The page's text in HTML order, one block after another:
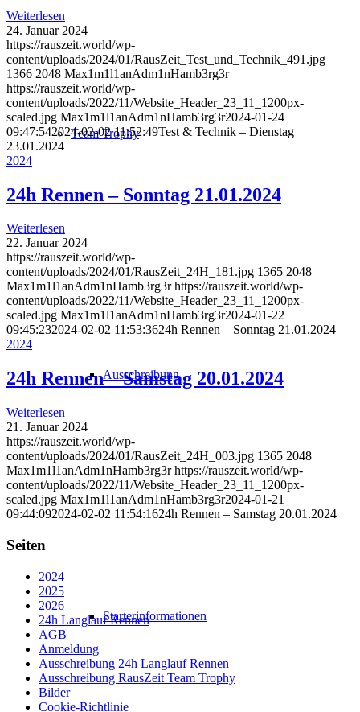
Team Trophy
Ausschreibung
Starterinformationen
Weiterlesen
24. Januar 2024
https://rauszeit.world/wp-
content/uploads/2024/01/RausZeit_Test_und_Technik_491.jpg
1366 2048 Max1m1l1anAdm1nHamb3rg3r
https://rauszeit.world/wp-
content/uploads/2022/11/Website_Header_23_11_1200px-
scaled.jpg Max1m1l1anAdm1nHamb3rg3r2024-01-24
09:47:542024-02-02 11:52:49Test & Technik – Dienstag
23.01.2024
2024
24h Rennen – Sonntag 21.01.2024
Weiterlesen
22. Januar 2024
https://rauszeit.world/wp-
content/uploads/2024/01/RausZeit_24H_181.jpg 1365 2048
Max1m1l1anAdm1nHamb3rg3r https://rauszeit.world/wp-
content/uploads/2022/11/Website_Header_23_11_1200px-
scaled.jpg Max1m1l1anAdm1nHamb3rg3r2024-01-22
09:45:232024-02-02 11:53:3624h Rennen – Sonntag 21.01.2024
2024
24h Rennen – Samstag 20.01.2024
Weiterlesen
21. Januar 2024
https://rauszeit.world/wp-
content/uploads/2024/01/RausZeit_24H_003.jpg 1365 2048
Max1m1l1anAdm1nHamb3rg3r https://rauszeit.world/wp-
content/uploads/2022/11/Website_Header_23_11_1200px-
scaled.jpg Max1m1l1anAdm1nHamb3rg3r2024-01-21
09:44:092024-02-02 11:54:1624h Rennen – Samstag 20.01.2024
Seiten
2024
2025
2026
24h Langlauf Rennen
AGB
Anmeldung
Ausschreibung 24h Langlauf Rennen
Ausschreibung RausZeit Team Trophy
Bilder
Cookie-Richtlinie